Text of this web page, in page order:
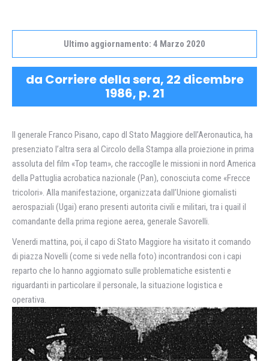
Ultimo aggiornamento: 4 Marzo 2020
da Corriere della sera, 22 dicembre
1986, p. 21
II generale Franco Pisano, capo dl Stato Maggiore dell’Aeronautica, ha
presenziato l’altra sera al Circolo della Stampa alla proiezione in prima
assoluta del film «Top team», che raccoglle le missioni in nord America
della Pattuglia acrobatica nazionale (Pan), conosciuta come «Frecce
tricolori». Alla manifestazione, organizzata dall’Unione giornalisti
aerospaziali (Ugai) erano presenti autorita civili e militari, tra i quail il
comandante della prima regione aerea, generale Savorelli.
Venerdi mattina, poi, il capo di Stato Maggiore ha visitato it comando
di piazza Novelli (come si vede nella foto) incontrandosi con i capi
reparto che lo hanno aggiornato sulle problematiche esistenti e
riguardanti in particolare il personale, la situazione logistica e
operativa.